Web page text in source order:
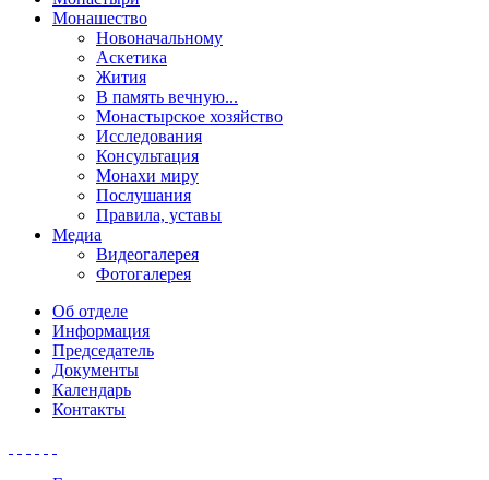
Монашество
Новоначальному
Аскетика
Жития
В память вечную...
Монастырское хозяйство
Исследования
Консультация
Монахи миру
Послушания
Правила, уставы
Медиа
Видеогалерея
Фотогалерея
Об отделе
Информация
Председатель
Документы
Календарь
Контакты